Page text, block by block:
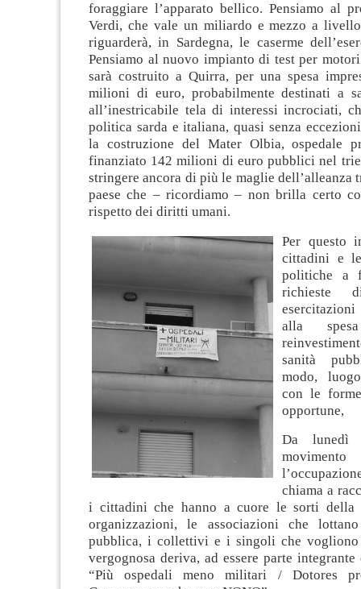
foraggiare l’apparato bellico. Pensiamo al
Verdi, che vale un miliardo e mezzo a
riguarderà, in Sardegna, le caserme
Pensiamo al nuovo impianto di test per
sarà costruito a Quirra, per una spesa
milioni di euro, probabilmente destinati a
all’inestricabile tela di interessi incrociati,
politica sarda e italiana, quasi senza
la costruzione del Mater Olbia, ospedale
finanziato 142 milioni di euro pubblici nel
stringere ancora di più le maglie dell’alleanza
paese che – ricordiamo – non brilla certo
rispetto dei diritti umani.
Per questo
cittadini e
politiche a
richieste
alla
sanità
modo,
con le
opportune,
Da
chiama a
i cittadini che hanno a cuore le sorti della
organizzazioni, le associazioni che
pubblica, i collettivi e i singoli che vogliono
vergognosa deriva, ad essere parte integrante
“Più ospedali meno militari / Dotores